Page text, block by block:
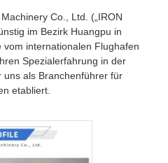
Co., Ltd. („IRON
im Bezirk Huangpu in
internationalen Flughafen
Spezialerfahrung in der
uns als Branchenführer für
etabliert.